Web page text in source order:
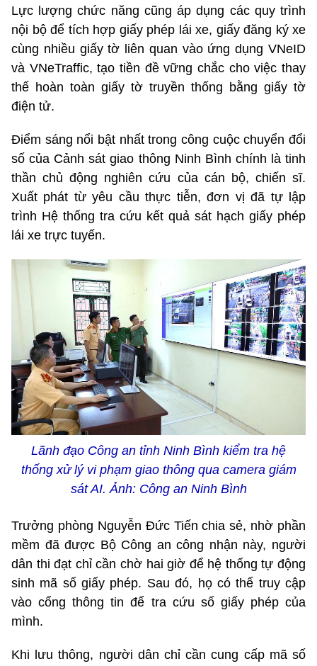
Lực lượng chức năng cũng áp dụng các quy trình
nội bộ để tích hợp giấy phép lái xe, giấy đăng ký xe
cùng nhiều giấy tờ liên quan vào ứng dụng VNeID
và VNeTraffic, tạo tiền đề vững chắc cho việc thay
thế hoàn toàn giấy tờ truyền thống bằng giấy tờ
điện tử.
Điểm sáng nổi bật nhất trong công cuộc chuyển đổi
số của Cảnh sát giao thông Ninh Bình chính là tinh
thần chủ động nghiên cứu của cán bộ, chiến sĩ.
Xuất phát từ yêu cầu thực tiễn, đơn vị đã tự lập
trình Hệ thống tra cứu kết quả sát hạch giấy phép
lái xe trực tuyến.
Lãnh đạo Công an tỉnh Ninh Bình kiểm tra hệ
thống xử lý vi phạm giao thông qua camera giám
sát AI. Ảnh: Công an Ninh Bình
Trưởng phòng Nguyễn Đức Tiến chia sẻ, nhờ phần
mềm đã được Bộ Công an công nhận này, người
dân thi đạt chỉ cần chờ hai giờ để hệ thống tự động
sinh mã số giấy phép. Sau đó, họ có thể truy cập
vào cổng thông tin để tra cứu số giấy phép của
mình.
Khi lưu thông, người dân chỉ cần cung cấp mã số